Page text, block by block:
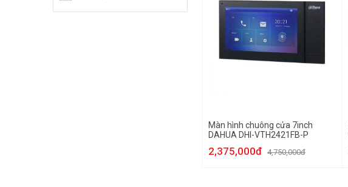
Màn hình chuông cửa 7inch
DAHUA DHI-VTH2421FB-P
2,375,000đ 4,750,000đ